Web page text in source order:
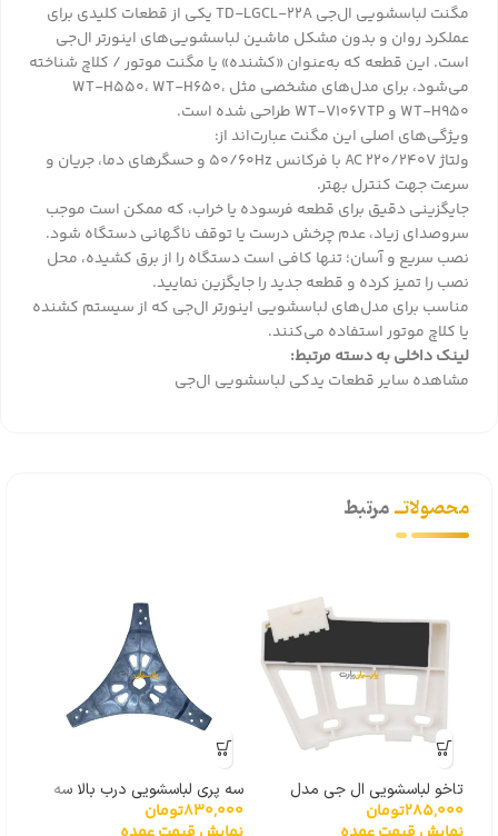
مگنت لباسشویی ال‌جی TD‑LGCL‑22A یکی از قطعات کلیدی برای
عملکرد روان و بدون مشکل ماشین لباسشویی‌های اینورتر ال‌جی
است. این قطعه که به‌عنوان «کشنده» یا مگنت موتور / کلاچ شناخته
می‌شود، برای مدل‌های مشخصی مثل WT‑H550، WT‑H650،
WT‑H950 و WT‑V1067TP طراحی شده است.
ویژگی‌های اصلی این مگنت عبارت‌اند از:
ولتاژ AC 220/240V با فرکانس 50/60Hz و حسگرهای دما، جریان و
سرعت جهت کنترل بهتر.
جایگزینی دقیق برای قطعه فرسوده یا خراب، که ممکن است موجب
سروصدای زیاد، عدم چرخش درست یا توقف ناگهانی دستگاه شود.
نصب سریع و آسان؛ تنها کافی است دستگاه را از برق کشیده، محل
نصب را تمیز کرده و قطعه جدید را جایگزین نمایید.
مناسب برای مدل‌های لباسشویی اینورتر ال‌جی که از سیستم کشنده
یا کلاچ موتور استفاده می‌کنند.
لینک داخلی به دسته مرتبط:
مشاهده سایر قطعات یدکی لباسشویی ال‌جی
محصولاتــمرتبط
تاخو لباسشویی ال جی مدل
گیربکسی 6501KW2001A
285,000تومان
سه پری لباسشویی درب بالا سه
پیچ
830,000تومان